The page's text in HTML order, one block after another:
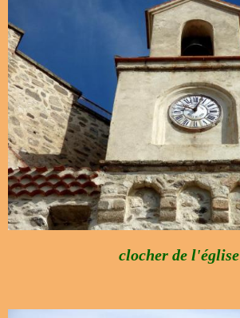
clocher de l'église